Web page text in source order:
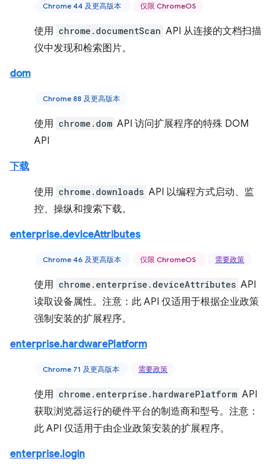
Chrome 44 及更高版本 仅限 ChromeOS
使用 chrome.documentScan API 从连接的文档扫描
仪中发现和检索图片。
dom
Chrome 88 及更高版本
使用 chrome.dom API 访问扩展程序的特殊 DOM
API
下载
使用 chrome.downloads API 以编程方式启动、监
控、操纵和搜索下载。
enterprise.deviceAttributes
Chrome 46 及更高版本 仅限 ChromeOS 需要政策
使用 chrome.enterprise.deviceAttributes API
读取设备属性。注意：此 API 仅适用于根据企业政策
强制安装的扩展程序。
enterprise.hardwarePlatform
Chrome 71 及更高版本 需要政策
使用 chrome.enterprise.hardwarePlatform API
获取浏览器运行的硬件平台的制造商和型号。注意：
此 API 仅适用于由企业政策安装的扩展程序。
enterprise.login